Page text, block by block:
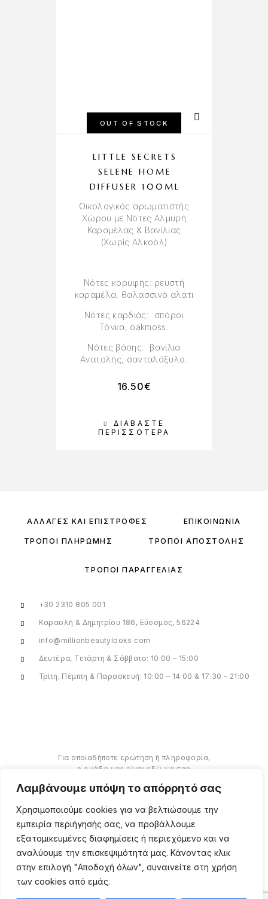
Λαμβάνουμε υπόψη το απόρρητό σας
Χρησιμοποιούμε cookies για να βελτιώσουμε την
εμπειρία περιήγησής σας, να προβάλλουμε
εξατομικευμένες διαφημίσεις ή περιεχόμενο και να
αναλύουμε την επισκεψιμότητά μας. Κάνοντας κλικ
στην επιλογή "Αποδοχή όλων", συναινείτε στη χρήση
των cookies από εμάς.
OUT OF STOCK
ΔΙΑΒΆΣΤΕ
ΠΕΡΙΣΣΌΤΕΡΑ
LITTLE SECRETS
SELENE HOME
DIFFUSER 100ML
Oικολογικός αρωματιστής
Χώρου με Νότες Αλμυρή
Καραμέλας & Βανίλιας
(Χωρίς Αλκοόλ)
Νότες κορυφής: ρευστή
καραμέλα, θαλασσινό αλάτι
Νότες καρδιάς: σπόροι
Τόνκα, oakmoss.
Νότες βάσης: βανίλια
Ανατολής, σανταλόξυλο.
16.50€
ΑΛΛΑΓΈΣ ΚΑΙ ΕΠΙΣΤΡΟΦΈΣ ΕΠΙΚΟΙΝΩΝΊΑ
ΤΡΌΠΟΙ ΠΛΗΡΩΜΉΣ ΤΡΌΠΟΙ ΑΠΟΣΤΟΛΉΣ
ΤΡΌΠΟΙ ΠΑΡΑΓΓΕΛΊΑΣ
+30 2310 805 001
Καραολή & Δημητρίου 186, Εύοσμος, 56224
info@millionbeautylooks.com
Δευτέρα, Τετάρτη & Σάββατο: 10:00 – 15:00
Τρίτη, Πέμπτη & Παρασκευή: 10:00 – 14:00 & 17:30 – 21:00
Για οποιαδήποτε ερώτηση ή πληροφορία,
η ομάδα μας είναι εδώ να σας
βοηθήσουμε.
ΠΕΡΙΣΣΌΤΕΡΑ
Copyright ©2026Million